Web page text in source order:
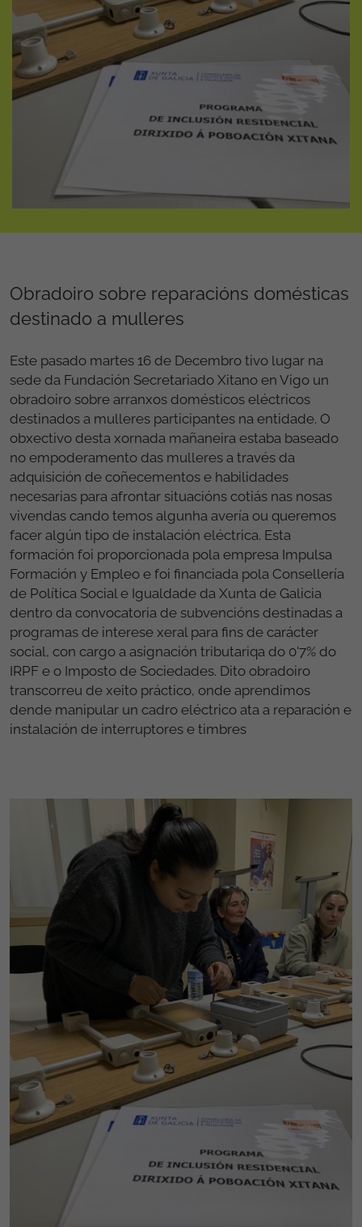
Obradoiro sobre reparacións domésticas
destinado a mulleres
Este pasado martes 16 de Decembro tivo lugar na
sede da Fundación Secretariado Xitano en Vigo un
obradoiro sobre arranxos domésticos eléctricos
destinados a mulleres participantes na entidade. O
obxectivo desta xornada mañaneira estaba baseado
no empoderamento das mulleres a través da
adquisición de coñecementos e habilidades
necesarias para afrontar situacións cotiás nas nosas
vivendas cando temos algunha avería ou queremos
facer algún tipo de instalación eléctrica. Esta
formación foi proporcionada pola empresa Impulsa
Formación y Empleo e foi financiada pola Consellería
de Política Social e Igualdade da Xunta de Galicia
dentro da convocatoria de subvencións destinadas a
programas de interese xeral para fins de carácter
social, con cargo a asignación tributariqa do 0'7% do
IRPF e o Imposto de Sociedades. Dito obradoiro
transcorreu de xeito práctico, onde aprendimos
dende manipular un cadro eléctrico ata a reparación e
instalación de interruptores e timbres